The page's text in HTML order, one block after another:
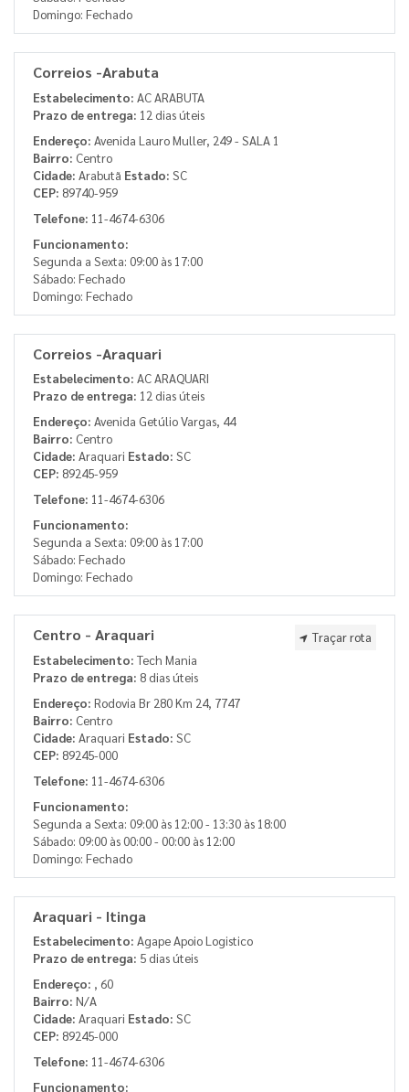
Domingo: Fechado
Correios -Arabuta
Estabelecimento: AC ARABUTA
Prazo de entrega: 12 dias úteis
Endereço: Avenida Lauro Muller, 249 - SALA 1
Bairro: Centro
Cidade: Arabutã Estado: SC
CEP: 89740-959
Telefone: 11-4674-6306
Funcionamento:
Segunda a Sexta: 09:00 às 17:00
Sábado: Fechado
Domingo: Fechado
Correios -Araquari
Estabelecimento: AC ARAQUARI
Prazo de entrega: 12 dias úteis
Endereço: Avenida Getúlio Vargas, 44
Bairro: Centro
Cidade: Araquari Estado: SC
CEP: 89245-959
Telefone: 11-4674-6306
Funcionamento:
Segunda a Sexta: 09:00 às 17:00
Sábado: Fechado
Domingo: Fechado
Traçar rota
Centro - Araquari
Estabelecimento: Tech Mania
Prazo de entrega: 8 dias úteis
Endereço: Rodovia Br 280 Km 24, 7747
Bairro: Centro
Cidade: Araquari Estado: SC
CEP: 89245-000
Telefone: 11-4674-6306
Funcionamento:
Segunda a Sexta: 09:00 às 12:00 - 13:30 às 18:00
Sábado: 09:00 às 00:00 - 00:00 às 12:00
Domingo: Fechado
Araquari - Itinga
Estabelecimento: Agape Apoio Logistico
Prazo de entrega: 5 dias úteis
Endereço: , 60
Bairro: N/A
Cidade: Araquari Estado: SC
CEP: 89245-000
Telefone: 11-4674-6306
Funcionamento: